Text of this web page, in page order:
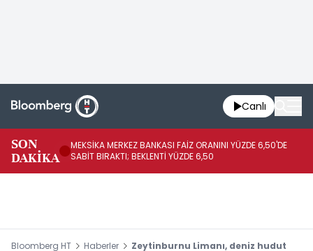
Canlı
SON
DAKİKA
MEKSİKA MERKEZ BANKASI FAİZ ORANINI YÜZDE 6,50'DE
SABİT BIRAKTI; BEKLENTİ YÜZDE 6,50
Bloomberg HT Haberler
Zeytinburnu Limanı, deniz hudut